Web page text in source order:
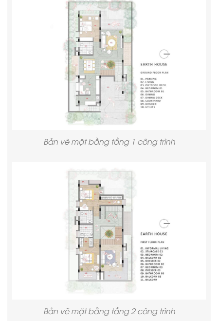
Bản vẽ mặt bằng tầng 1 công trình
Bản vẽ mặt bằng tầng 2 công trình